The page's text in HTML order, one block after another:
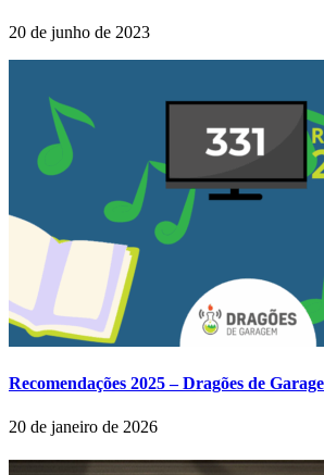
20 de junho de 2023
Recomendações 2025 – Dragões de
20 de janeiro de 2026